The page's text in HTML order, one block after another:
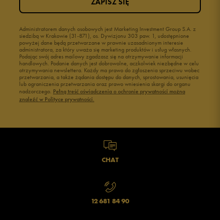
Administratorem danych osobowych jest Marketing Investment Group S.A. z
siedzibą w Krakowie (31-871), os. Dywizjonu 303 paw. 1, udostępnione
powyżej dane będą przetwarzane w prawnie uzasadnionym interesie
administratora, za który uważa się marketing produktów i usług własnych.
Podając swój adres mailowy zgadzasz się na otrzymywanie informacji
handlowych. Podanie danych jest dobrowolne, aczkolwiek niezbędne w celu
otrzymywania newslettera. Każdy ma prawo do zgłoszenia sprzeciwu wobec
przetwarzania, a także żądania dostępu do danych, sprostowania, usunięcia
lub ograniczenia przetwarzania oraz prawo wniesienia skargi do organu
nadzorczego. Pełną treść oświadczenia o ochronie prywatności można
znaleźć w Polityce prywatności.
CHAT
12 681 84 90